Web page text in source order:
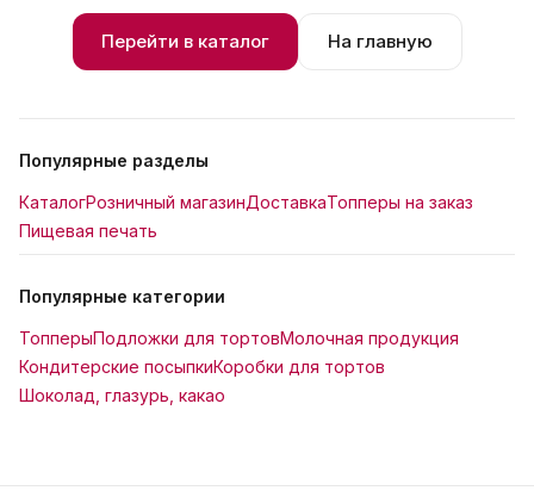
Перейти в каталог На главную
Популярные разделы
КаталогРозничный магазинДоставкаТопперы на заказ
Пищевая печать
Популярные категории
ТопперыПодложки для тортовМолочная продукция
Кондитерские посыпкиКоробки для тортов
Шоколад, глазурь, какао